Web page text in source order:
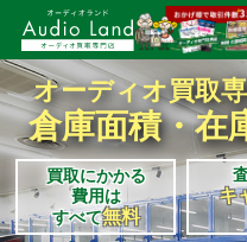
オーディオ買取
倉庫面積・在
買取にかかる
費用は
すべて無料
キ